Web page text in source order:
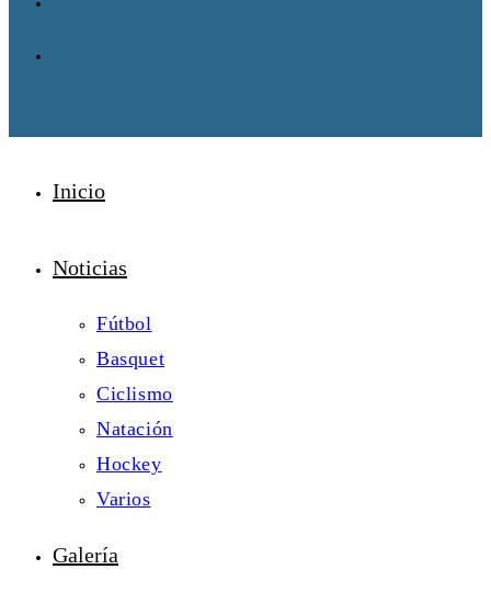
Inicio
Noticias
Fútbol
Basquet
Ciclismo
Natación
Hockey
Varios
Galería